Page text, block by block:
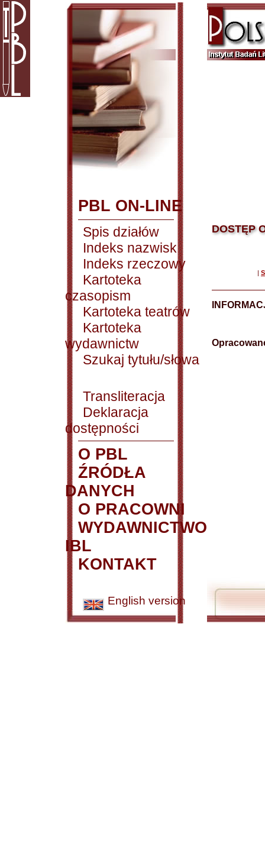
PBL ON-LINE
Spis działów
Indeks nazwisk
Indeks rzeczowy
Kartoteka
czasopism
Kartoteka teatrów
Kartoteka
wydawnictw
Szukaj tytułu/słowa
Transliteracja
Deklaracja
dostępności
O PBL
ŹRÓDŁA
DANYCH
O PRACOWNI
WYDAWNICTWO
IBL
KONTAKT
English version
DOSTĘP
|